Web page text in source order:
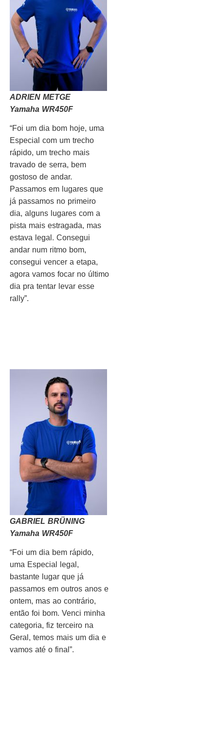
ADRIEN METGE
Yamaha WR450F
“Foi um dia bom hoje, uma
Especial com um trecho
rápido, um trecho mais
travado de serra, bem
gostoso de andar.
Passamos em lugares que
já passamos no primeiro
dia, alguns lugares com a
pista mais estragada, mas
estava legal. Consegui
andar num ritmo bom,
consegui vencer a etapa,
agora vamos focar no último
dia pra tentar levar esse
rally”.
GABRIEL BRÜNING
Yamaha WR450F
“Foi um dia bem rápido,
uma Especial legal,
bastante lugar que já
passamos em outros anos e
ontem, mas ao contrário,
então foi bom. Venci minha
categoria, fiz terceiro na
Geral, temos mais um dia e
vamos até o final”.